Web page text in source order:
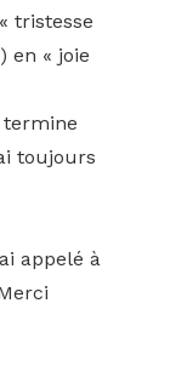
tristesse
en « joie
termine
toujours
appelé à